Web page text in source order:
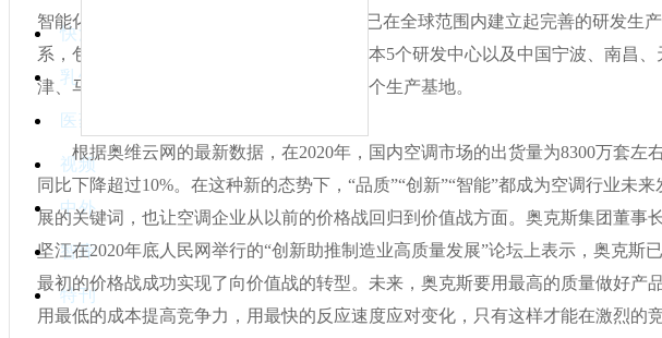
快消
乳饮
医药
视频
中外
智库
特刊
智能化产品占比达80%。截至目前，奥克斯已在全球范围内建立起完善的研发生
系，包括中国宁波、珠海、杭州、南京，日本5个研发中心以及中国宁波、南昌、
津、马鞍山、郑州，泰国，巴西，印尼等10个生产基地。
根据奥维云网的最新数据，在2020年，国内空调市场的出货量为8300万套左右
同比下降超过10%。在这种新的态势下，“品质”“创新”“智能”都成为空调行业未来
展的关键词，也让空调企业从以前的价格战回归到价值战方面。奥克斯集团董事
坚江在2020年底人民网举行的“创新助推制造业高质量发展”论坛上表示，奥克斯
最初的价格战成功实现了向价值战的转型。未来，奥克斯要用最高的质量做好产品
用最低的成本提高竞争力，用最快的反应速度应对变化，只有这样才能在激烈的